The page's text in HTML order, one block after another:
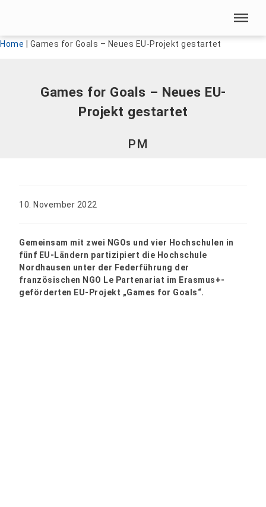
Menü überspringen
Home Games for Goals – Neues EU-Projekt gestartet
Games for Goals – Neues EU-
Projekt gestartet
PM
10. November 2022
Gemeinsam mit zwei NGOs und vier Hochschulen in
fünf EU-Ländern partizipiert die Hochschule
Nordhausen unter der Federführung der
französischen NGO Le Partenariat im Erasmus+-
geförderten EU-Projekt „Games for Goals“.